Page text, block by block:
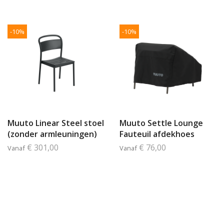
-10%
Muuto Linear Steel stoel
(zonder armleuningen)
Vanaf € 301,00
-10%
Muuto Settle Lounge
Fauteuil afdekhoes
Vanaf € 76,00